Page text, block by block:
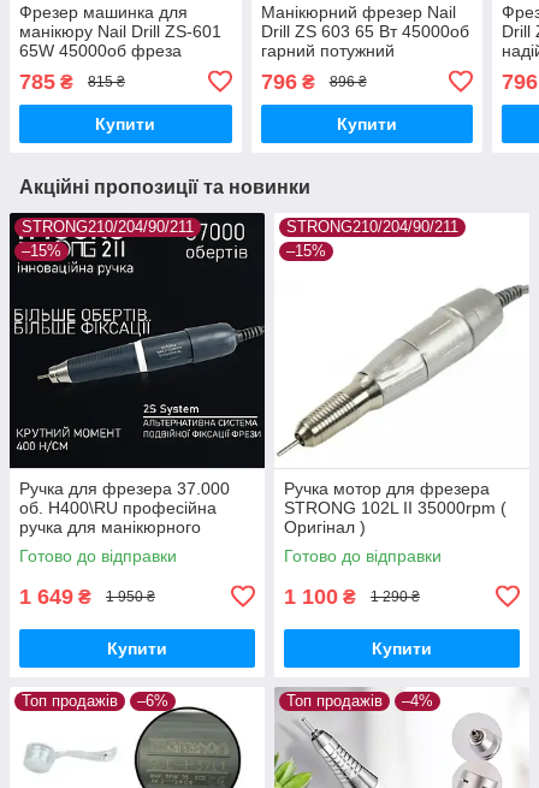
Фрезер машинка для
манікюру Nail Drill ZS-601
65W 45000об фреза
нігтів шліфування лаку
насадки фрези
785 ₴ 815 ₴
Купити
Манікюрний фрезер Nail
Drill ZS 603 65 Вт 45000об
гарний потужний
професійний фрезер для
нігтів DM 208
796₴ 896 ₴
Купити
Drill
796
Акційні пропозиції та новинки
STRONG210/204/90/211
–15%
Ручка для фрезера 37.000
об. H400\RU професійна
ручка для манікюрного
апарату Strong, змінна ручка
Готово до відправки
1 649 ₴ 1 950 ₴
Купити
STRONG210/204/90/211
–15%
Ручка мотор для фрезера
STRONG 102L II 35000rpm (
Оригінал )
Готово до відправки
1 100 ₴ 1 290 ₴
Купити
Топ продажів –6% Топ продажів –4%